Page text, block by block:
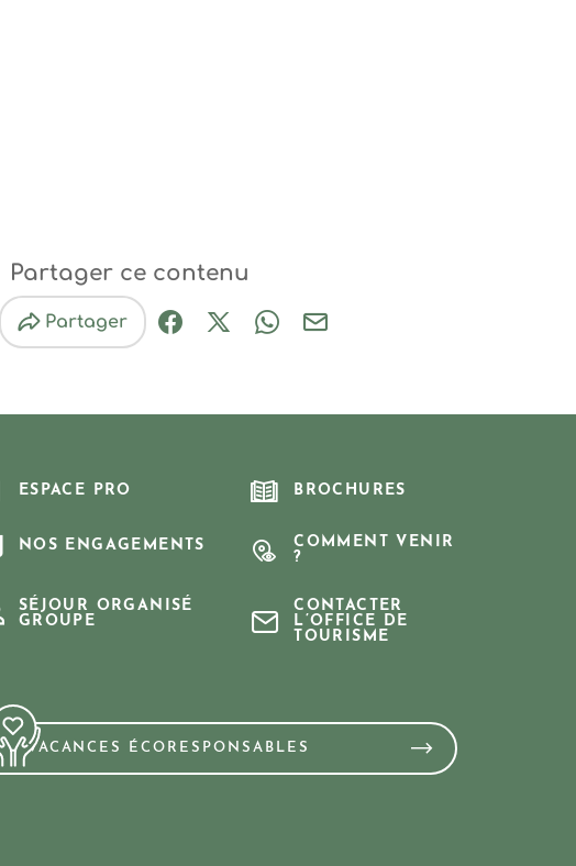
Partager ce contenu
Partager
Partager sur Facebook (nouvelle
Partager sur X / Twitter (nouvelle
Partager sur WhatsApp
Partager par mail
ESPACE PRO BROCHURES
NOS ENGAGEMENTS
COMMENT VENIR
?
SÉJOUR ORGANISÉ
GROUPE
CONTACTER
L’OFFICE DE
TOURISME
VACANCES ÉCORESPONSABLES